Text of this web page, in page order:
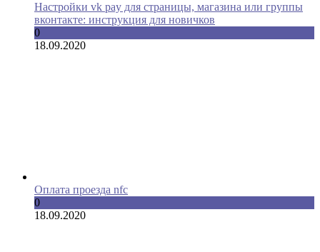
Настройки vk pay для страницы, магазина или группы
вконтакте: инструкция для новичков
0
18.09.2020
Оплата проезда nfc
0
18.09.2020